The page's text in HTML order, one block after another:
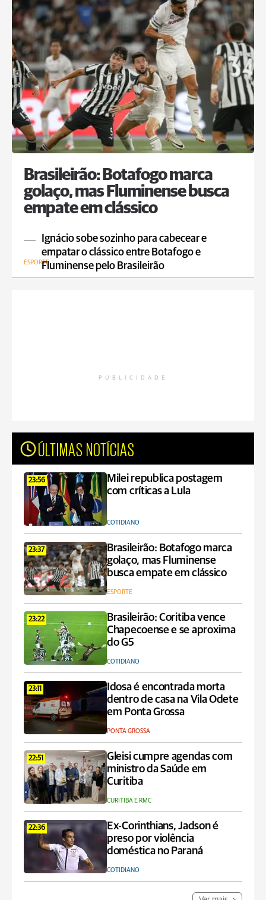
Brasileirão: Botafogo marca
golaço, mas Fluminense busca
empate em clássico
Ignácio sobe sozinho para cabecear e
empatar o clássico entre Botafogo e
Fluminense pelo Brasileirão
ESPORTE
PUBLICIDADE
ÚLTIMAS NOTÍCIAS
23:56
Milei republica postagem
com críticas a Lula
COTIDIANO
23:37
Brasileirão: Botafogo marca
golaço, mas Fluminense
busca empate em clássico
ESPORTE
23:22
Brasileirão: Coritiba vence
Chapecoense e se aproxima
do G5
COTIDIANO
23:11
Idosa é encontrada morta
dentro de casa na Vila Odete
em Ponta Grossa
PONTA GROSSA
22:51
Gleisi cumpre agendas com
ministro da Saúde em
Curitiba
CURITIBA E RMC
22:36
Ex-Corinthians, Jadson é
preso por violência
doméstica no Paraná
COTIDIANO